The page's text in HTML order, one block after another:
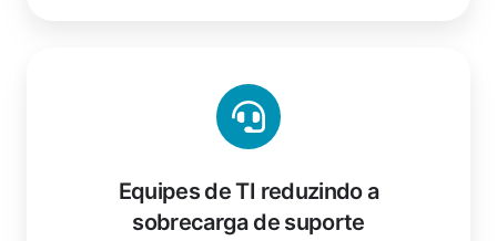
Equipes de TI reduzindo a
sobrecarga de suporte